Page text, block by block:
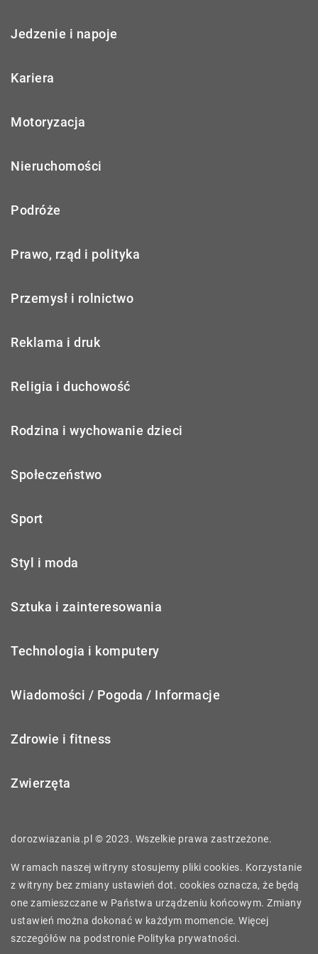
Jedzenie i napoje
Kariera
Motoryzacja
Nieruchomości
Podróże
Prawo, rząd i polityka
Przemysł i rolnictwo
Reklama i druk
Religia i duchowość
Rodzina i wychowanie dzieci
Społeczeństwo
Sport
Styl i moda
Sztuka i zainteresowania
Technologia i komputery
Wiadomości / Pogoda / Informacje
Zdrowie i fitness
Zwierzęta
dorozwiazania.pl © 2023. Wszelkie prawa zastrzeżone.
W ramach naszej witryny stosujemy pliki cookies. Korzystanie
z witryny bez zmiany ustawień dot. cookies oznacza, że będą
one zamieszczane w Państwa urządzeniu końcowym. Zmiany
ustawień można dokonać w każdym momencie. Więcej
szczegółów na podstronie Polityka prywatności.